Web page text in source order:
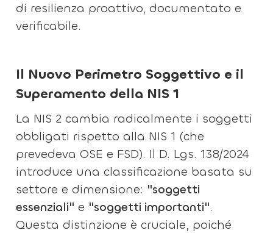
di resilienza proattivo, documentato e
verificabile.
Il Nuovo Perimetro Soggettivo e il
Superamento della NIS 1
La NIS 2 cambia radicalmente i soggetti
obbligati rispetto alla NIS 1 (che
prevedeva OSE e FSD). Il D. Lgs. 138/2024
introduce una classificazione basata su
settore e dimensione: "soggetti
essenziali" e "soggetti importanti".
Questa distinzione è cruciale, poiché